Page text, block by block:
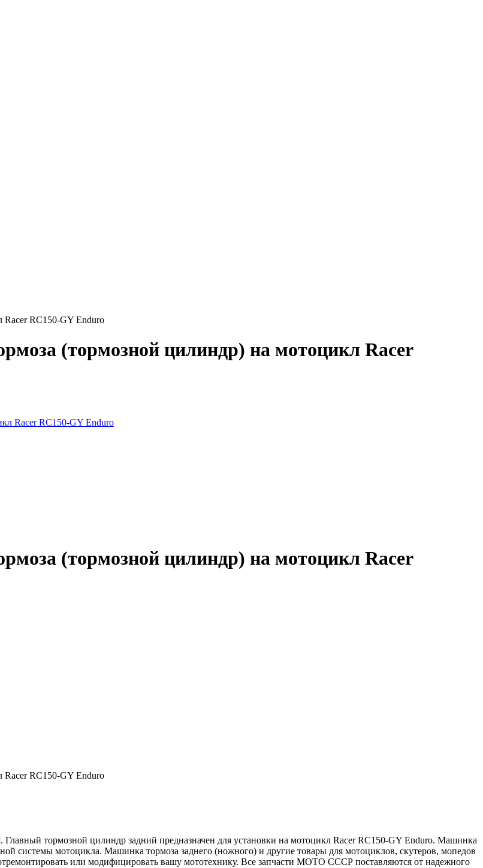
Racer RC150-GY Enduro
(тормозной цилиндр) на мотоцикл Racer
(тормозной цилиндр) на мотоцикл Racer
Racer RC150-GY Enduro
тормозной цилиндр задний предназначен для установки на мотоцикл Racer RC150-GY Enduro. Машинка
системы мотоцикла. Машинка тормоза заднего (ножного) и другие товары для мотоциклов, скутеров, мопедов
или модифицировать вашу мототехнику. Все запчасти МОТО СССР поставляются от надежного